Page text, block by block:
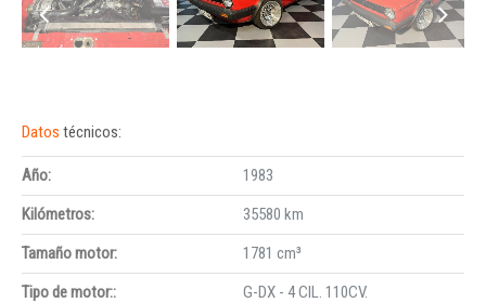
Datos técnicos:
Año:
1983
Kilómetros:
35580 km
Tamaño motor:
1781 cm³
Tipo de motor::
G-DX - 4 CIL. 110CV.